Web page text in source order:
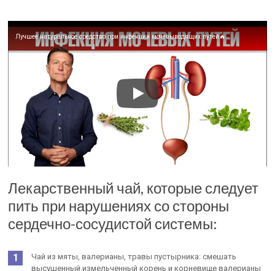
Лучшее натуральное средство при инфекции мочевыводящих путей🔥
Лекарственный чай, которые следует
пить при нарушениях со стороны
сердечно-сосудистой системы:
Чай из мяты, валерианы, травы пустырника: смешать
высушенный измельченный корень и корневище валерианы